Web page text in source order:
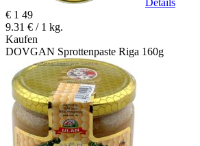
Details
€ 1 49
9.31 € / 1 kg.
Kaufen
DOVGAN Sprottenpaste Riga 160g